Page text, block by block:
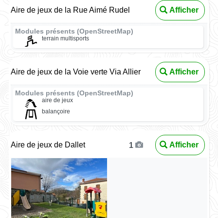
Aire de jeux de la Rue Aimé Rudel Afficher
Modules présents (OpenStreetMap)
terrain multisports
Aire de jeux de la Voie verte Via Allier Afficher
Modules présents (OpenStreetMap)
aire de jeux
balançoire
Aire de jeux de Dallet 1 Afficher